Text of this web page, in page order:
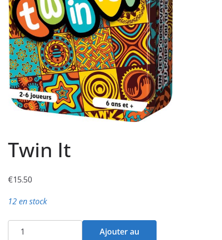
Twin It
€15.50
12 en stock
quantité
Ajouter au